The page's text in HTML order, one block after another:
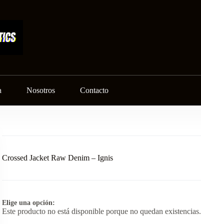
Nosotros Contacto
Crossed Jacket Raw Denim – Ignis
Elige una opción:
Este producto no está disponible porque no quedan existencias.